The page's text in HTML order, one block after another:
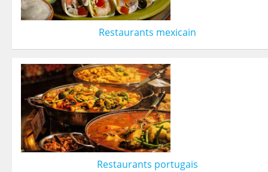
Restaurants mexicain
Restaurants portugais